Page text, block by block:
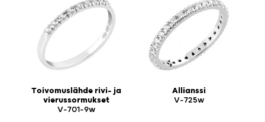
Toivomuslähde rivi- ja
vierussormukset
V-701-9w
Allianssi
V-725w